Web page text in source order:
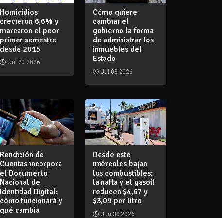
Homicidios
crecieron 6,6% y
marcaron el peor
primer semestre
desde 2015
Jul 20 2026
Cómo quiere
cambiar el
gobierno la forma
de administrar los
inmuebles del
Estado
Jul 03 2026
Rendición de
Cuentas incorpora
el Documento
Nacional de
Identidad Digital:
cómo funcionará y
qué cambia
Desde este
miércoles bajan
los combustibles:
la nafta y el gasoil
reducen $4,67 y
$3,09 por litro
Jun 30 2026